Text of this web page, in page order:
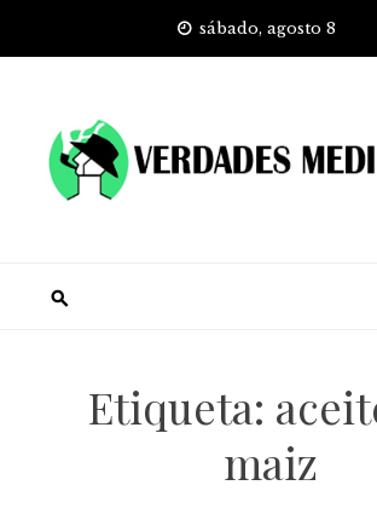
sábado, agosto 8
Etiqueta:
maiz